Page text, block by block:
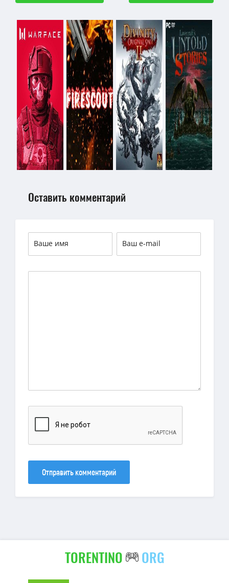
Оставить комментарий
Отправить комментарий
TORENTINO ORG